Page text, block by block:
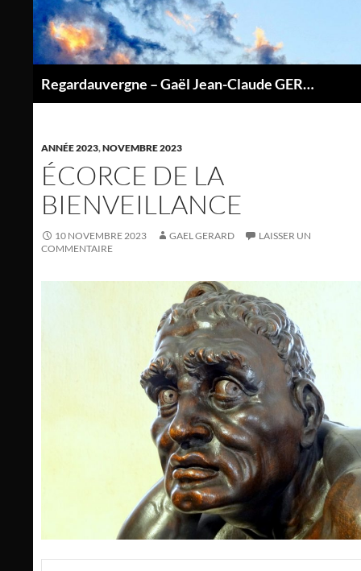
contenu
Regardauvergne – Gaël Jean-Claude GERARD
ANNÉE 2023,NOVEMBRE 2023
ÉCORCE DE LA
BIENVEILLANCE
10 NOVEMBRE 2023 GAEL GERARD
LAISSER UN
COMMENTAIRE